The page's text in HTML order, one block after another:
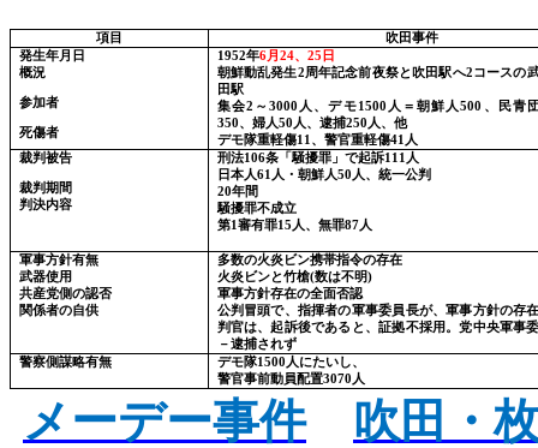
項目
吹田事件
発生年月日
概況
参加者
死傷者
1952年6月 24、 25 日
朝鮮動乱発生2周年記念前夜祭と吹田駅へ2コースの
田駅
集会2 ～3000 人、デモ1500 人＝朝鮮人500 、民青
350、婦人50 人、逮捕250 人、他
デモ隊重軽傷11 、警官重軽傷41 人
裁判被告
裁判期間
判決内容
刑法106条「騒擾罪」で起訴111 人
日本人61 人・朝鮮人50 人、統一公判
20年間
騒擾罪不成立
第1 審有罪15 人、無罪87人
軍事方針有無
武器使用
共産党側の認否
関係者の自供
多数の火炎ビン携帯指令の存在
火炎ビンと竹槍(数は不明)
軍事方針存在の全面否認
公判冒頭で、指揮者の軍事委員長が、軍事方針の存
判官は、起訴後であると、証拠不採用。党中央軍事
－逮捕されず
警察側謀略有無
デモ隊1500 人にたいし、
警官事前動員配置3070 人
メーデー事件 吹田・